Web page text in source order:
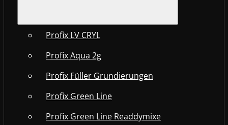
Profix LV CRYL
Profix Aqua 2g
Profix Füller Grundierungen
Profix Green Line
Profix Green Line Readdymixe